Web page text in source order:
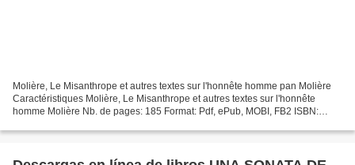
Molière, Le Misanthrope et autres textes sur l'honnête homme pan Molière
Caractéristiques Molière, Le Misanthrope et autres textes sur l'honnête
homme Molière Nb. de pages: 185 Format: Pdf, ePub, MOBI, FB2 ISBN: